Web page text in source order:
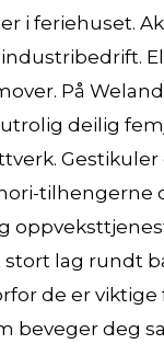
i feriehuset.
På
deilig
tilhengerne
lag rundt
de er viktige
beveger deg